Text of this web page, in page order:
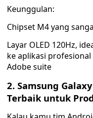
Keunggulan:
Chipset M4 yang
Layar OLED 120Hz,
ke aplikasi
Adobe suite
2. Samsung
Terbaik untuk